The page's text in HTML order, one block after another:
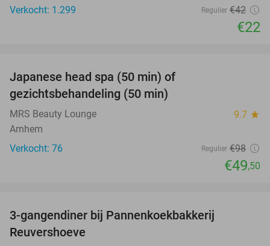
Verkocht: 1.299
Regulier €42
€22
Japanese head spa (50 min) of
gezichtsbehandeling (50 min)
MRS Beauty Lounge 9.7 star
Arnhem
Verkocht: 76
Regulier €98
€49,50
3-gangendiner bij Pannenkoekbakkerij
Reuvershoeve